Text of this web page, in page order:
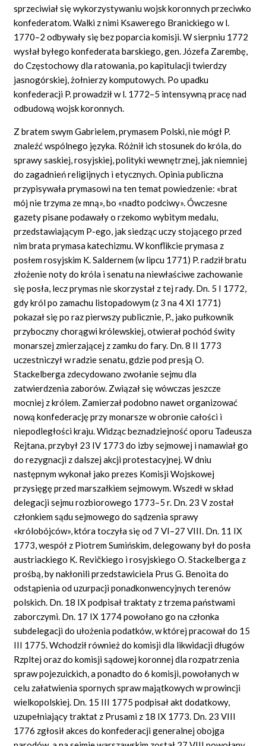
sprzeciwiał się wykorzystywaniu wojsk koronnych przeciwko
konfederatom. Walki z nimi Ksawerego Branickiego w l.
1770–2 odbywały się bez poparcia komisji. W sierpniu 1772
wysłał byłego konfederata barskiego, gen. Józefa Zarembę,
do Częstochowy dla ratowania, po kapitulacji twierdzy
jasnogórskiej, żołnierzy komputowych. Po upadku
konfederacji P. prowadził w l. 1772–5 intensywną pracę nad
odbudową wojsk koronnych.
Z bratem swym Gabrielem, prymasem Polski, nie mógł P.
znaleźć wspólnego języka. Różnił ich stosunek do króla, do
sprawy saskiej, rosyjskiej, polityki wewnętrznej, jak niemniej
do zagadnień religijnych i etycznych. Opinia publiczna
przypisywała prymasowi na ten temat powiedzenie: «brat
mój nie trzyma ze mną», bo «nadto podciwy». Ówczesne
gazety pisane podawały o rzekomo wybitym medalu,
przedstawiającym P-ego, jak siedząc uczy stojącego przed
nim brata prymasa katechizmu. W konflikcie prymasa z
posłem rosyjskim K. Saldernem (w lipcu 1771) P. radził bratu
złożenie noty do króla i senatu na niewłaściwe zachowanie
się posła, lecz prymas nie skorzystał z tej rady. Dn. 5 I 1772,
gdy król po zamachu listopadowym (z 3 na 4 XI 1771)
pokazał się po raz pierwszy publicznie, P., jako pułkownik
przyboczny chorągwi królewskiej, otwierał pochód świty
monarszej zmierzającej z zamku do fary. Dn. 8 II 1773
uczestniczył w radzie senatu, gdzie pod presją O.
Stackelberga zdecydowano zwołanie sejmu dla
zatwierdzenia zaborów. Związał się wówczas jeszcze
mocniej z królem. Zamierzał podobno nawet organizować
nową konfederację przy monarsze w obronie całości i
niepodległości kraju. Widząc beznadziejność oporu Tadeusza
Rejtana, przybył 23 IV 1773 do izby sejmowej i namawiał go
do rezygnacji z dalszej akcji protestacyjnej. W dniu
następnym wykonał jako prezes Komisji Wojskowej
przysięgę przed marszałkiem sejmowym. Wszedł w skład
delegacji sejmu rozbiorowego 1773–5 r. Dn. 23 V został
członkiem sądu sejmowego do sądzenia sprawy
«królobójców», która toczyła się od 7 VI–27 VIII. Dn. 11 IX
1773, wespół z Piotrem Sumińskim, delegowany był do posła
austriackiego K. Revičkiego i rosyjskiego O. Stackelberga z
prośbą, by nakłonili przedstawiciela Prus G. Benoita do
odstąpienia od uzurpacji ponadkonwencyjnych terenów
polskich. Dn. 18 IX podpisał traktaty z trzema państwami
zaborczymi. Dn. 17 IX 1774 powołano go na członka
subdelegacji do ułożenia podatków, w której pracował do 15
III 1775. Wchodził również do komisji dla likwidacji długów
Rzpltej oraz do komisji sądowej koronnej dla rozpatrzenia
spraw pojezuickich, a ponadto do 6 komisji, powołanych w
celu załatwienia spornych spraw majątkowych w prowincji
wielkopolskiej. Dn. 15 III 1775 podpisał akt dodatkowy,
uzupełniający traktat z Prusami z 18 IX 1773. Dn. 23 VIII
1776 zgłosił akces do konfederacji generalnej obojga